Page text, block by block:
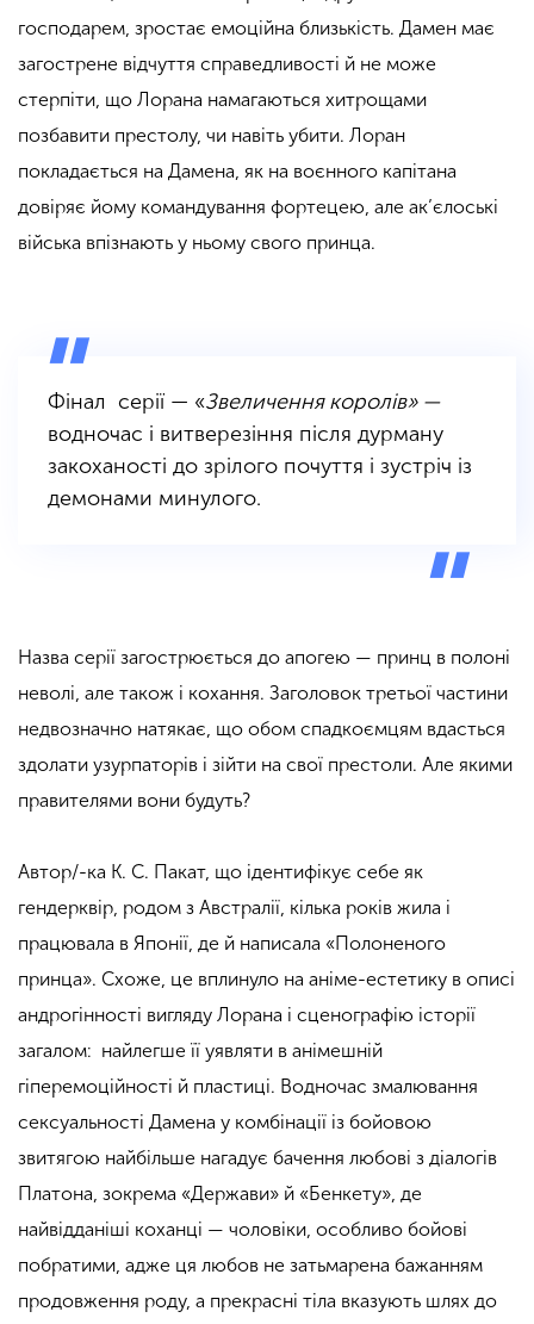
господарем, зростає емоційна близькість. Дамен має
загострене відчуття справедливості й не може
стерпіти, що Лорана намагаються хитрощами
позбавити престолу, чи навіть убити. Лоран
покладається на Дамена, як на воєнного капітана
довіряє йому командування фортецею, але ак’єлоські
війська впізнають у ньому свого принца.
Фінал серії — «Звеличення королів» —
водночас і витверезіння після дурману
закоханості до зрілого почуття і зустріч із
демонами минулого.
Назва серії загострюється до апогею — принц в полоні
неволі, але також і кохання. Заголовок третьої частини
недвозначно натякає, що обом спадкоємцям вдасться
здолати узурпаторів і зійти на свої престоли. Але якими
правителями вони будуть?
Автор/-ка К. С. Пакат, що ідентифікує себе як
гендерквір, родом з Австралії, кілька років жила і
працювала в Японії, де й написала «Полоненого
принца». Схоже, це вплинуло на аніме-естетику в описі
андрогінності вигляду Лорана і сценографію історії
загалом: найлегше її уявляти в анімешній
гіперемоційності й пластиці. Водночас змалювання
сексуальності Дамена у комбінації із бойовою
звитягою найбільше нагадує бачення любові з діалогів
Платона, зокрема «Держави» й «Бенкету», де
найвідданіші коханці — чоловіки, особливо бойові
побратими, адже ця любов не затьмарена бажанням
продовження роду, а прекрасні тіла вказують шлях до